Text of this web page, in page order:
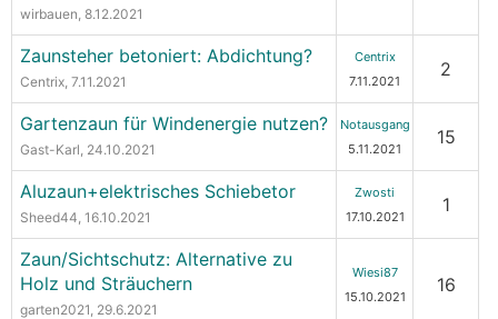
wirbauen, 8.12.2021
Zaunsteher betoniert: Abdichtung?
Centrix, 7.11.2021
Centrix
7.11.2021
2
Gartenzaun für Windenergie nutzen?
Gast-Karl, 24.10.2021
Notausgang
5.11.2021
15
Aluzaun+elektrisches Schiebetor
Sheed44, 16.10.2021
Zwosti
17.10.2021
1
Zaun/Sichtschutz: Alternative zu
Holz und Sträuchern
garten2021, 29.6.2021
Wiesi87
15.10.2021
16